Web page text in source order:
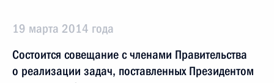
19 марта 2014 года
Состоится совещание с членами Правительства
о реализации задач, поставленных Президентом